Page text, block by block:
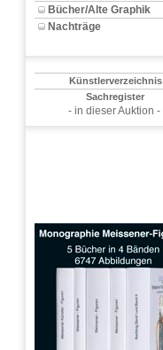
Bücher/Alte Graphik
Nachträge
Künstlerverzeichnis
Sachregister
- in dieser Auktion -